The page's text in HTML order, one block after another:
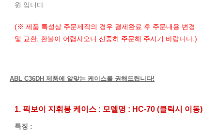
원 입니다.
(※ 제품 특성상 주문제작의 경우 결제완료 후 주문내용 변경
및 교환, 환불이 어렵사오니 신중히 주문해 주시기 바랍니다.)
ABL C36DH 제품에 알맞는 케이스를 권해드립니다!
1. 픽보이 지휘봉 케이스 : 모델명 : HC-70 (클릭시 이동)
특징 :